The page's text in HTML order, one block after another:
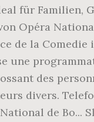
für Familien,
Opéra
de la
une
des
divers.
de Bo...